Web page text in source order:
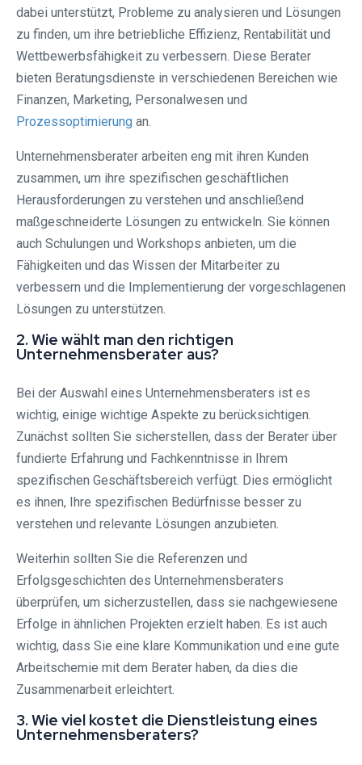
dabei unterstützt, Probleme zu analysieren und Lösungen
zu finden, um ihre betriebliche Effizienz, Rentabilität und
Wettbewerbsfähigkeit zu verbessern. Diese Berater
bieten Beratungsdienste in verschiedenen Bereichen wie
Finanzen, Marketing, Personalwesen und
Prozessoptimierung an.
Unternehmensberater arbeiten eng mit ihren Kunden
zusammen, um ihre spezifischen geschäftlichen
Herausforderungen zu verstehen und anschließend
maßgeschneiderte Lösungen zu entwickeln. Sie können
auch Schulungen und Workshops anbieten, um die
Fähigkeiten und das Wissen der Mitarbeiter zu
verbessern und die Implementierung der vorgeschlagenen
Lösungen zu unterstützen.
2. Wie wählt man den richtigen
Unternehmensberater aus?
Bei der Auswahl eines Unternehmensberaters ist es
wichtig, einige wichtige Aspekte zu berücksichtigen.
Zunächst sollten Sie sicherstellen, dass der Berater über
fundierte Erfahrung und Fachkenntnisse in Ihrem
spezifischen Geschäftsbereich verfügt. Dies ermöglicht
es ihnen, Ihre spezifischen Bedürfnisse besser zu
verstehen und relevante Lösungen anzubieten.
Weiterhin sollten Sie die Referenzen und
Erfolgsgeschichten des Unternehmensberaters
überprüfen, um sicherzustellen, dass sie nachgewiesene
Erfolge in ähnlichen Projekten erzielt haben. Es ist auch
wichtig, dass Sie eine klare Kommunikation und eine gute
Arbeitschemie mit dem Berater haben, da dies die
Zusammenarbeit erleichtert.
3. Wie viel kostet die Dienstleistung eines
Unternehmensberaters?